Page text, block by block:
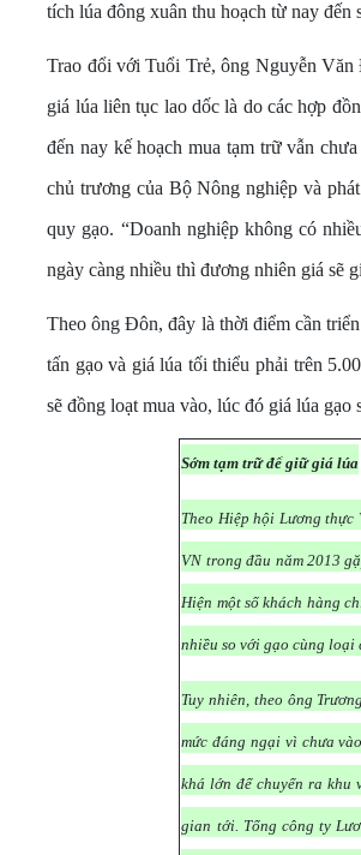
tích lúa đông xuân thu hoạch từ nay đến
Trao đổi với Tuổi Trẻ, ông Nguyễn
giá lúa liên tục lao dốc là do các hợp
đến nay kế hoạch mua tạm trữ vẫn
chủ trương của Bộ Nông nghiệp và
quy gạo. “Doanh nghiệp không có
ngày càng nhiều thì đương nhiên giá sẽ
Theo ông Đôn, đây là thời điểm cần
tấn gạo và giá lúa tối thiểu phải trên
sẽ đồng loạt mua vào, lúc đó giá lúa
Sớm tạm trữ để giữ giá lúa
Theo Hiệp hội Lương thực
VN trong đầu năm 2013
Hiện một số khách hàng
nhiều so với gạo cùng loại
Tuy nhiên, theo ông
mức đáng ngại vì chưa
khá lớn để chuyển ra khu
gian tới. Tổng công ty